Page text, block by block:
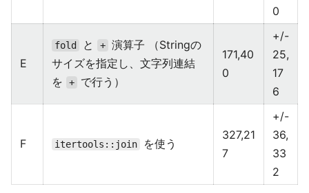
0
E
fold と + 演算子 （Stringの
サイズを指定し、文字列連結
を
+ で行う）
171,40
0
+/-
25,
17
6
F itertools::join を使う
327,21
7
+/-
36,
33
2